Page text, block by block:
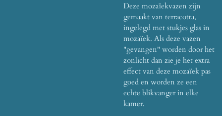
Deze mozaïekvazen zijn
gemaakt van terracotta,
ingelegd met stukjes glas in
mozaïek. Als deze vazen
"gevangen" worden door het
zonlicht dan zie je het extra
effect van deze mozaïek pas
goed en worden ze een
echte blikvanger in elke
kamer.